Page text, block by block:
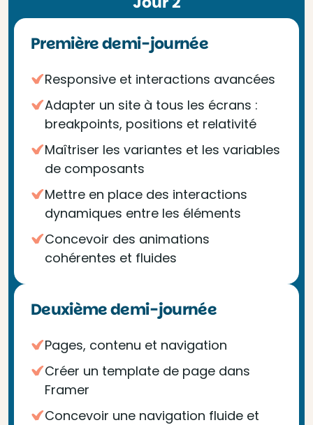
Première demi-journée
Responsive et interactions avancées
Adapter un site à tous les écrans :
breakpoints, positions et relativité
Maîtriser les variantes et les variables
de composants
Mettre en place des interactions
dynamiques entre les éléments
Concevoir des animations
cohérentes et fluides
Deuxième demi-journée
Pages, contenu et navigation
Créer un template de page dans
Framer
Concevoir une navigation fluide et